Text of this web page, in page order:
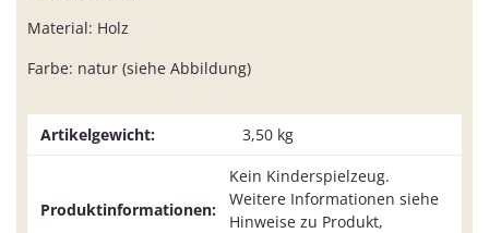
Material: Holz
Farbe: natur (siehe Abbildung)
Artikelgewicht: 3,50 kg
Produktinformationen:
Kein Kinderspielzeug.
Weitere Informationen siehe
Hinweise zu Produkt,